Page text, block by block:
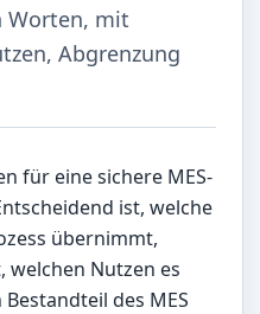
Worten, mit
Abgrenzung
für eine sichere MES-
ist, welche
übernimmt,
welchen Nutzen es
des MES